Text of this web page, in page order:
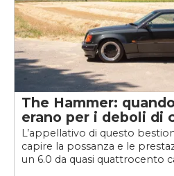
The Hammer:
erano per i deboli di
L’appellativo di questo
capire la possanza e le
un 6.0 da quasi quattrocento